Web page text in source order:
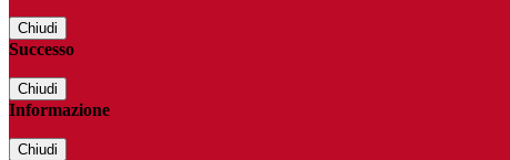
Chiudi
Successo
Chiudi
Informazione
Chiudi